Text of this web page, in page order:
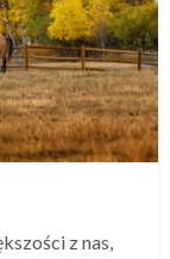
z nas,